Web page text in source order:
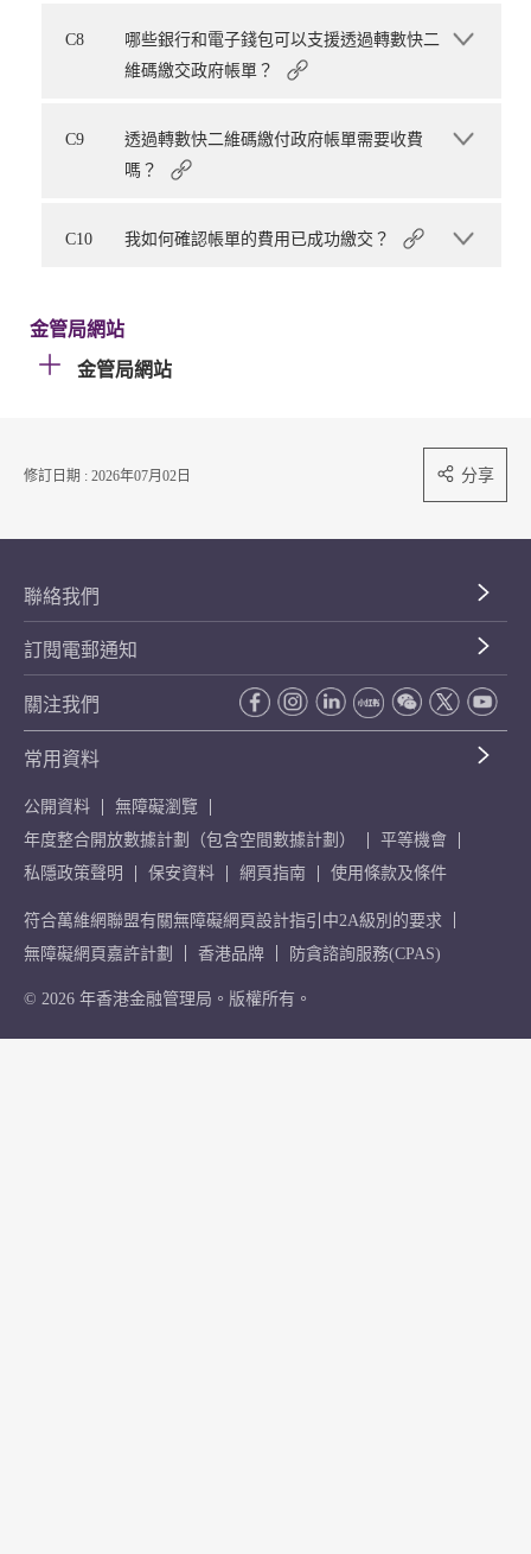
C8
哪些銀行和電子錢包可以支援透過轉數快二
維碼繳交政府帳單？
C9
透過轉數快二維碼繳付政府帳單需要收費
嗎？
C10 我如何確認帳單的費用已成功繳交？
金管局網站
金管局網站
修訂日期 : 2026年07月02日 分享
聯絡我們
訂閱電郵通知
關注我們
常用資料
公開資料
無障礙瀏覽
年度整合開放數據計劃（包含空間數據計劃）
平等機會
私隱政策聲明
保安資料 網頁指南 使用條款及條件
符合萬維網聯盟有關無障礙網頁設計指引中2A級別的要求
無障礙網頁嘉許計劃
香港品牌 防貪諮詢服務(CPAS)
© 2026 年香港金融管理局。版權所有。